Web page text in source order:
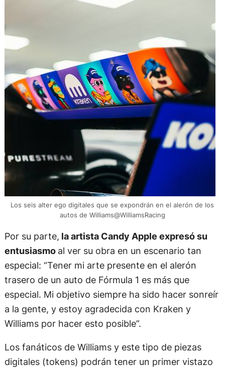
Los seis alter ego digitales que se expondrán en el alerón de los
autos de Williams@WilliamsRacing
Por su parte, la artista Candy Apple expresó su
entusiasmo al ver su obra en un escenario tan
especial: “Tener mi arte presente en el alerón
trasero de un auto de Fórmula 1 es más que
especial. Mi objetivo siempre ha sido hacer sonreír
a la gente, y estoy agradecida con Kraken y
Williams por hacer esto posible”.
Los fanáticos de Williams y este tipo de piezas
digitales (tokens) podrán tener un primer vistazo